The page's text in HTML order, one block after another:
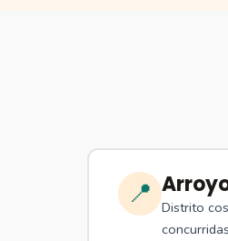
📍
Distrito